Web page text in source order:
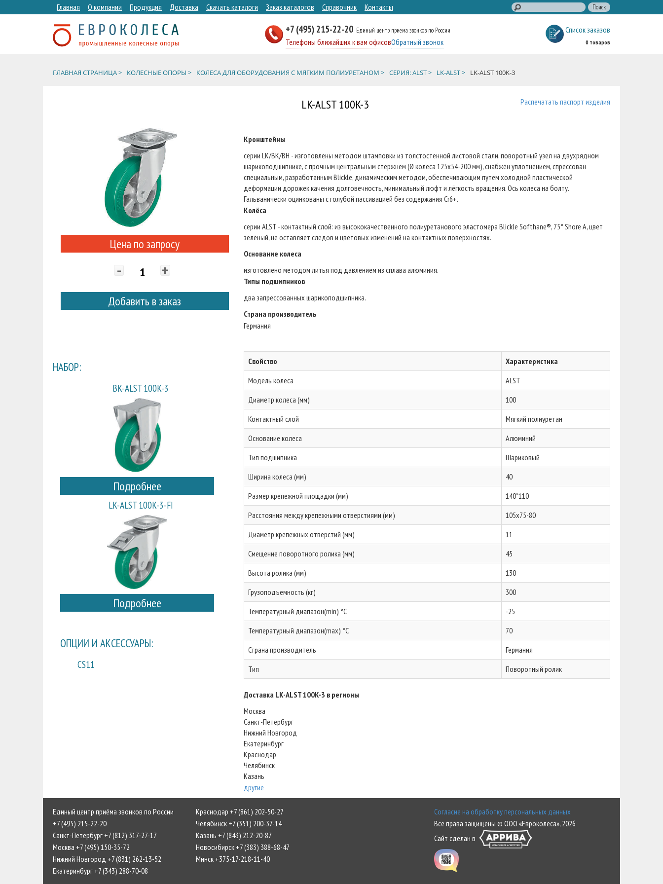
Главная О компании Продукция Доставка Скачать каталоги Заказ каталогов Справочник Контакты
+7 (495) 215-22-20 Единый центр приема звонков по России
Телефоны ближайших к вам офисовОбратный звонок
Список заказов
0 товаров
ГЛАВНАЯ СТРАНИЦА > КОЛЕСНЫЕ ОПОРЫ > КОЛЕСА ДЛЯ ОБОРУДОВАНИЯ С МЯГКИМ ПОЛИУРЕТАНОМ > СЕРИЯ: ALST > LK-ALST > LK-ALST 100K-3
LK-ALST 100K-3 Распечатать паспорт изделия
Цена по запросу
- +
Добавить в заказ
Кронштейны
серии LK/BK/BH - изготовлены методом штамповки из толстостенной листовой стали, поворотный узел на двухрядном
шарикоподшипнике, с прочным центральным стержнем (Ø колеса 125х54-200 мм), снабжён уплотнением, спрессован
специальным, разработанным Blickle, динамическим методом, обеспечивающим путём холодной пластической
деформации дорожек качения долговечность, минимальный люфт и лёгкость вращения. Ось колеса на болту.
Гальванически оцинкованы с голубой пассивацией без содержания Cr6+.
Колёса
серии ALST - контактный слой: из высококачественного полиуретанового эластомера Blickle Softhane®, 75° Shore A, цвет
зелёный, не оставляет следов и цветовых изменений на контактных поверхностях.
Основание колеса
изготовлено методом литья под давлением из сплава алюминия.
Типы подшипников
два запрессованных шарикоподшипника.
Страна производитель
Германия
НАБОР:
BK-ALST 100K-3
Подробнее
LK-ALST 100K-3-FI
Подробнее
ОПЦИИ И АКСЕССУАРЫ:
CS11
Свойство
Характеристика
Модель колеса
ALST
Диаметр колеса (мм)
100
Контактный слой
Мягкий полиуретан
Основание колеса
Алюминий
Тип подшипника
Шариковый
Ширина колеса (мм)
40
Размер крепежной площадки (мм)
140*110
Расстояния между крепежными отверстиями (мм)
105x75-80
Диаметр крепежных отверстий (мм)
11
Смещение поворотного ролика (мм)
45
Высота ролика (мм)
130
Грузоподъемность (кг)
300
Температурный диапазон(min) °C
-25
Температурный диапазон(max) °C
70
Страна производитель
Германия
Тип
Поворотный ролик
Доставка LK-ALST 100K-3 в регионы
Москва
Санкт-Петербург
Нижний Новгород
Екатеринбург
Краснодар
Челябинск
Казань
другие
Единый центр приёма звонков по России
+7 (495) 215-22-20
Санкт-Петербург +7 (812) 317-27-17
Москва +7 (495) 150-35-72
Нижний Новгород +7 (831) 262-13-52
Екатеринбург +7 (343) 288-70-08
Краснодар +7 (861) 202-50-27
Челябинск +7 (351) 200-37-14
Казань +7 (843) 212-20-87
Новосибирск +7 (383) 388-68-47
Минск +375-17-218-11-40
Согласие на обработку персональных данных
Все права защищены © ООО «Евроколеса», 2026
Сайт сделан в